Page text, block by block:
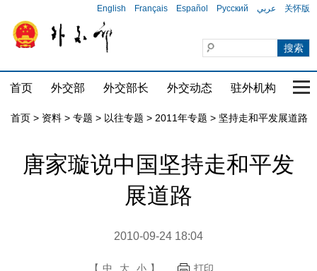
English Français Español Русский عربي 关怀版
首页 外交部 外交部长 外交动态 驻外机构 国
首页 > 资料 > 专题 > 以往专题 > 2011年专题 > 坚持走和平发展道路
唐家璇说中国坚持走和平发
展道路
2010-09-24 18:04
【 中 大 小 】 打印